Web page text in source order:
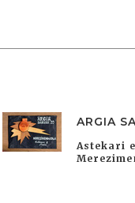
ARGIA
Astekari